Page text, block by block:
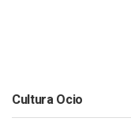
Cultura Ocio